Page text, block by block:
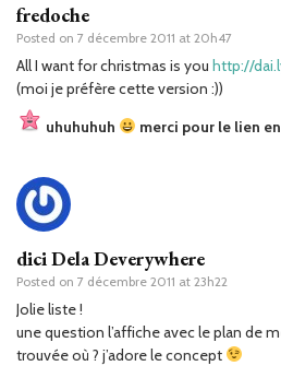
fredoche
Posted on 7 décembre 2011 at 20h47
All I want for christmas is you http://
(moi je préfère cette version :))
uhuhuhuh
merci pour le lien
dici Dela Deverywhere
Posted on 7 décembre 2011 at 23h22
Jolie liste !
une question l’affiche avec le plan de
trouvée où ? j’adore le concept